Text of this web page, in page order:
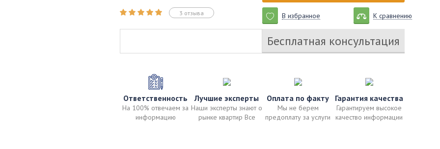
3 отзыва В избранное К сравнению
Бесплатная консультация
Ответственность
На 100% отвечаем за
информацию
Лучшие эксперты
Наши эксперты знают о
рынке квартир Все
Оплата по факту
Мы не берем
предоплату за услуги
Гарантия качества
Гарантируем высокое
качество информации